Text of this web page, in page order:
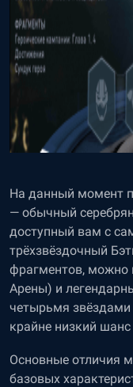
На данный момент
— обычный
доступный вам с
трёхзвёздочный
фрагментов, можно
Арены) и
четырьмя
крайне низкий
Основные отличия
базовых